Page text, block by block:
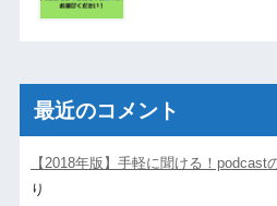
最近のコメント
【2018年版】手軽に聞ける！podcast
り